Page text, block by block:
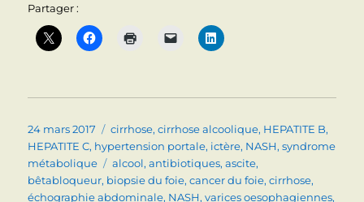
Partager :
Publié
le
24 mars 2017 Catégories
cirrhose,cirrhose alcoolique, HEPATITE B,
HEPATITE C, hypertension portale, ictère, NASH,syndrome
métabolique
Étiquettes
alcool,antibiotiques,ascite,
bêtabloqueur, biopsie du foie,cancer du foie,cirrhose,
échographie abdominale, NASH,varices oesophagiennes,